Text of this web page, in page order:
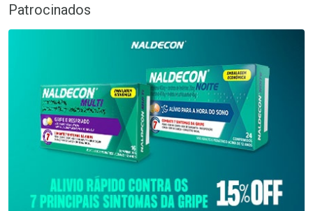
Patrocinados